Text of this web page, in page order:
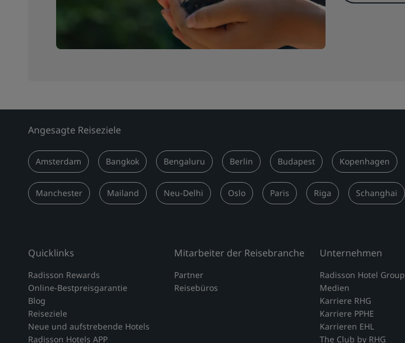
Angesagte Reiseziele
Amsterdam Bangkok Bengaluru Berlin Budapest Kopenhagen
Manchester Mailand Neu-Delhi Oslo Paris Riga Schanghai
Quicklinks
Radisson Rewards
Online-Bestpreisgarantie
Blog
Reiseziele
Neue und aufstrebende Hotels
Radisson Hotels APP
Mitarbeiter der Reisebranche
Partner
Reisebüros
Unternehmen
Radisson Hotel Group
Medien
Karriere RHG
Karriere PPHE
Karrieren EHL
The Club by RHG